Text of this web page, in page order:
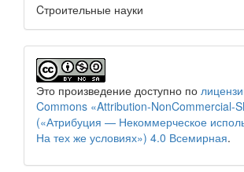
Cтроительные науки
Это произведение доступно по
Commons «Attribution-NonCommercial-
(«Атрибуция — Некоммерческое
На тех же условиях») 4.0 Всемирная.